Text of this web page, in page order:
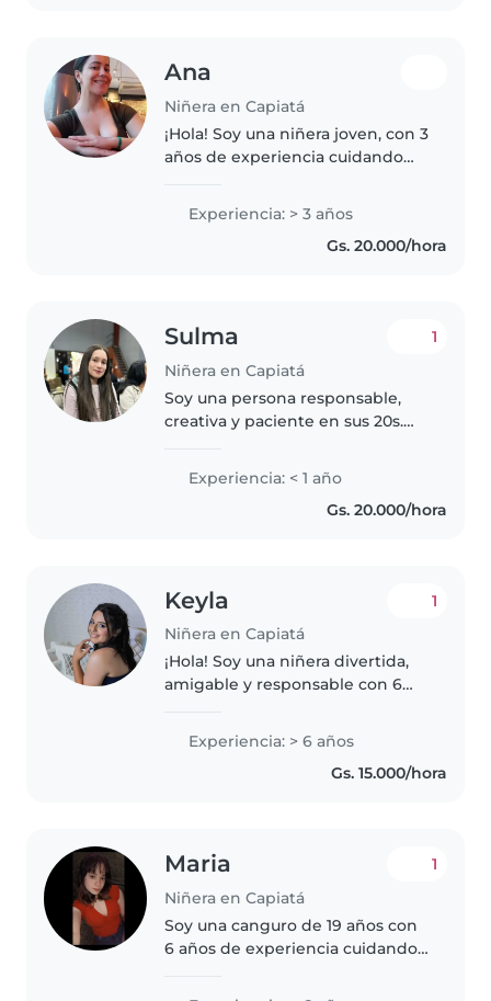
Ana
Niñera en Capiatá
¡Hola! Soy una niñera joven, con 3
años de experiencia cuidando
experiencia con niños con
necesidades especiales,
incluyendo diabetes y TDAH. Soy
Experiencia: > 3 años
Gs. 20.000/hora
Sulma
Niñera en Capiatá
1
Soy una persona responsable,
creativa y paciente en sus 20s.
encanta leerles cuentos, hacer
manualidades y cantar
Experiencia: < 1 año
Gs. 20.000/hora
Keyla
Niñera en Capiatá
1
¡Hola! Soy una niñera divertida,
amigable y responsable con 6
niños de todas las edades. Me
encanta leer cuentos, tocar
música y jugar con los niños.
Experiencia: > 6 años
Gs. 15.000/hora
Maria
Niñera en Capiatá
1
Soy una canguro de 19 años con
6 años de experiencia cuidando
bebés hasta adolescentes. Soy